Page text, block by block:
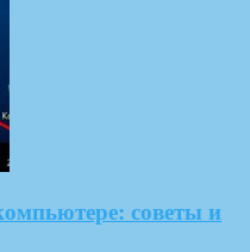
советы и